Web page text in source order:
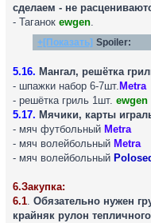
сделаем - не
- Таганок ewgen
+[Показать] Spoiler:
5.16. Мангал, решётка
- шпажки набор 6-7шт. Metra
- решётка гриль 1шт. ewgen
5.17. Мячики, карты
- мяч футбольный Metra
- мяч волейбольный Metra
- мяч волейбольный
6.Закупка:
6.1. Обязательно нужен
крайняк рулон